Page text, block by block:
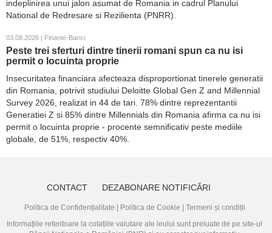
indeplinirea unui jalon asumat de Romania in cadrul Planului
National de Redresare si Rezilienta (PNRR).
03.08.2026 | Finante-Banci
Peste trei sferturi dintre tinerii romani spun ca nu isi
permit o locuinta proprie
Insecuritatea financiara afecteaza disproportionat tinerele generatii
din Romania, potrivit studiului Deloitte Global Gen Z and Millennial
Survey 2026, realizat in 44 de tari. 78% dintre reprezentantii
Generatiei Z si 85% dintre Millennials din Romania afirma ca nu isi
permit o locuinta proprie - procente semnificativ peste mediile
globale, de 51%, respectiv 40%.
CONTACT DEZABONARE NOTIFICĂRI
Politica de Confidențialitate Politica de Cookie
Termeni și condiții
Informațiile referitoare la cotațiile valutare ale leului sunt preluate de pe site-ul